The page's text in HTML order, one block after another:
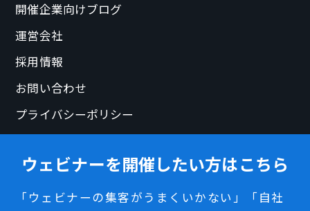
開催企業向けブログ
運営会社
採用情報
お問い合わせ
プライバシーポリシー
ウェビナーを開催したい方はこちら
「ウェビナーの集客がうまくいかない」「自社